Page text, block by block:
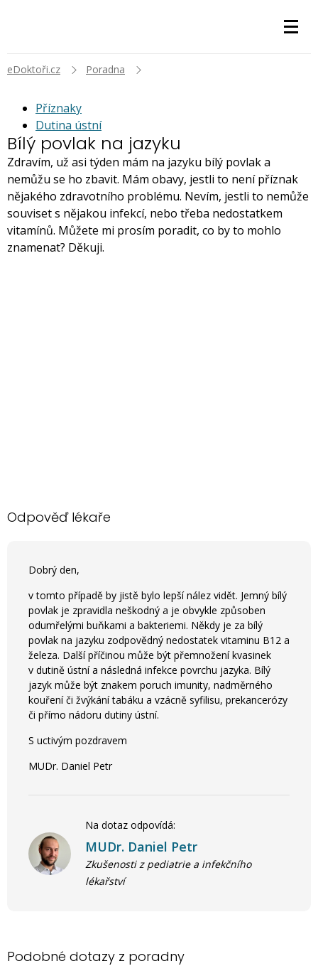
eDoktoři.cz Poradna
Příznaky
Dutina ústní
Bílý povlak na jazyku
Zdravím, už asi týden mám na jazyku bílý povlak a
nemůžu se ho zbavit. Mám obavy, jestli to není příznak
nějakého zdravotního problému. Nevím, jestli to nemůže
souviset s nějakou infekcí, nebo třeba nedostatkem
vitamínů. Můžete mi prosím poradit, co by to mohlo
znamenat? Děkuji.
Odpověď lékaře
Dobrý den,
v tomto případě by jistě bylo lepší nález vidět. Jemný bílý
povlak je zpravidla neškodný a je obvykle způsoben
odumřelými buňkami a bakteriemi. Někdy je za bílý
povlak na jazyku zodpovědný nedostatek vitaminu B12 a
železa. Další příčinou může být přemnožení kvasinek
v dutině ústní a následná infekce povrchu jazyka. Bílý
jazyk může být znakem poruch imunity, nadměrného
kouření či žvýkání tabáku a vzácně syfilisu, prekancerózy
či přímo nádoru dutiny ústní.
S uctivým pozdravem
MUDr. Daniel Petr
Na dotaz odpovídá:
MUDr. Daniel Petr
Zkušenosti z pediatrie a infekčního
lékařství
Podobné dotazy z poradny